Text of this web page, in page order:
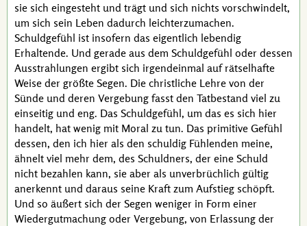
sie sich eingesteht und trägt und sich nichts vorschwindelt,
um sich sein Leben dadurch leichterzumachen.
Schuldgefühl ist insofern das eigentlich lebendig
Erhaltende. Und gerade aus dem Schuldgefühl oder dessen
Ausstrahlungen ergibt sich irgendeinmal auf rätselhafte
Weise der größte Segen. Die christliche Lehre von der
Sünde und deren Vergebung fasst den Tatbestand viel zu
einseitig und eng. Das Schuldgefühl, um das es sich hier
handelt, hat wenig mit Moral zu tun. Das primitive Gefühl
dessen, den ich hier als den schuldig Fühlenden meine,
ähnelt viel mehr dem, des Schuldners, der eine Schuld
nicht bezahlen kann, sie aber als unverbrüchlich gültig
anerkennt und daraus seine Kraft zum Aufstieg schöpft.
Und so äußert sich der Segen weniger in Form einer
Wiedergutmachung oder Vergebung, von Erlassung der